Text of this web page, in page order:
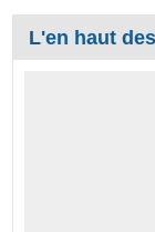
L'en haut